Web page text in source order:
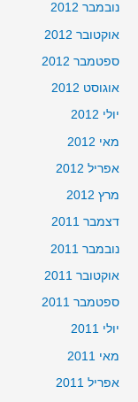
נובמבר 2012
אוקטובר 2012
ספטמבר 2012
אוגוסט 2012
יולי 2012
מאי 2012
אפריל 2012
מרץ 2012
דצמבר 2011
נובמבר 2011
אוקטובר 2011
ספטמבר 2011
יולי 2011
מאי 2011
אפריל 2011